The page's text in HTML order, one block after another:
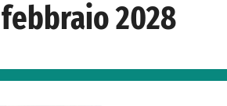
2028